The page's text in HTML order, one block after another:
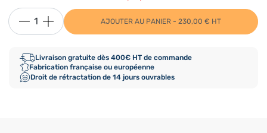
AJOUTER AU PANIER - 230,00 € HT
Livraison gratuite dès 400€ HT de commande
Fabrication française ou européenne
Droit de rétractation de 14 jours ouvrables